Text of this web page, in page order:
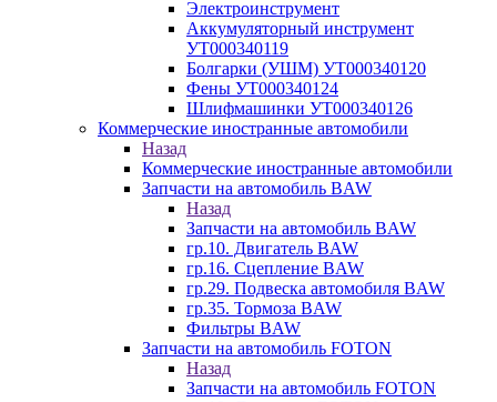
Электроинструмент
Аккумуляторный инструмент
УТ000340119
Болгарки (УШМ) УТ000340120
Фены УТ000340124
Шлифмашинки УТ000340126
Коммерческие иностранные автомобили
Назад
Коммерческие иностранные автомобили
Запчасти на автомобиль BAW
Назад
Запчасти на автомобиль BAW
гр.10. Двигатель BAW
гр.16. Сцепление BAW
гр.29. Подвеска автомобиля BAW
гр.35. Тормоза BAW
Фильтры BAW
Запчасти на автомобиль FOTON
Назад
Запчасти на автомобиль FOTON